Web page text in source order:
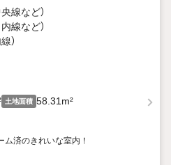
央線など）
内線など）
）
土地面積 58.31m²
済のきれいな室内！